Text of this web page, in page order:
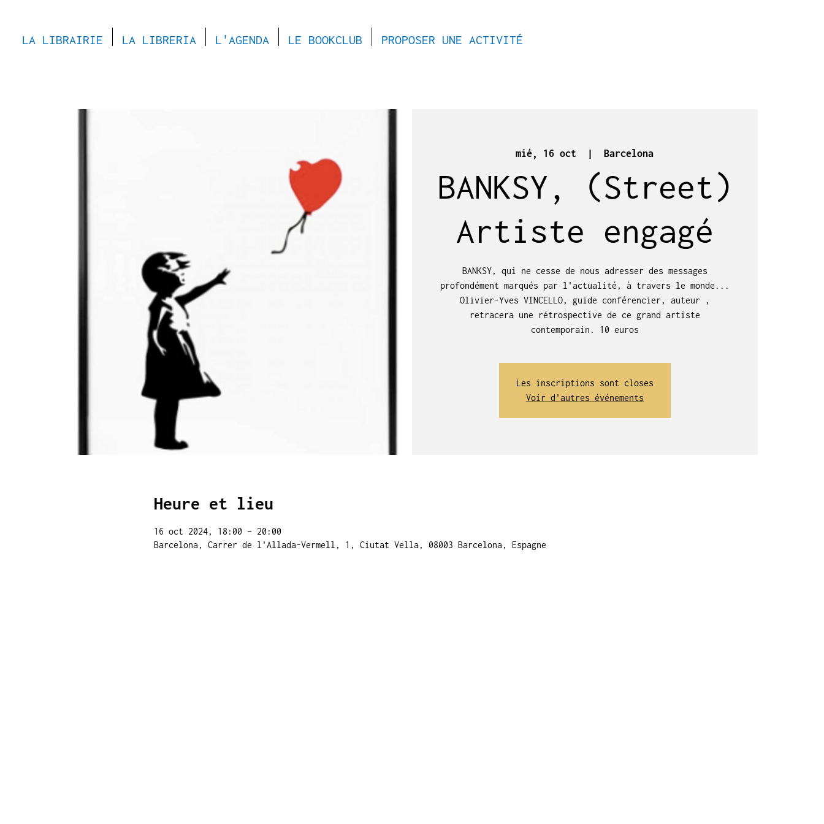
LA LIBRAIRIE LA LIBRERIA L'AGENDA LE BOOKCLUB PROPOSER UNE ACTIVITÉ
mié, 16 oct
  |
Barcelona
BANKSY, (Street)
Artiste engagé
BANKSY, qui ne cesse de nous adresser des messages
profondément marqués par l'actualité, à travers le monde...
Olivier-Yves VINCELLO, guide conférencier, auteur ,
retracera une rétrospective de ce grand artiste
contemporain. 10 euros
Les inscriptions sont closes
Voir d'autres événements
Heure et lieu
16 oct 2024, 18:00 – 20:00
Barcelona, Carrer de l'Allada-Vermell, 1, Ciutat Vella, 08003 Barcelona, Espagne